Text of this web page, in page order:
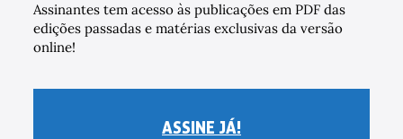
Assinantes tem acesso às publicações em PDF das
edições passadas e matérias exclusivas da versão
online!
ASSINE JÁ!